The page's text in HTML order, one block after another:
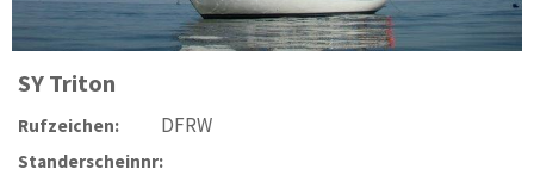
SYTriton
Rufzeichen: DFRW
Standerscheinnr: